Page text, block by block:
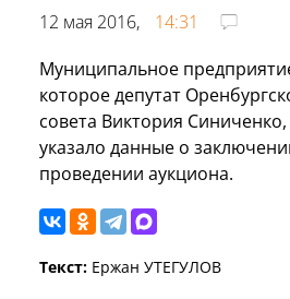
12 мая 2016,
14:31
Муниципальное
которое депутат
совета Виктория
указало данные о
проведении аукциона.
Текст: Ержан УТЕГУЛОВ